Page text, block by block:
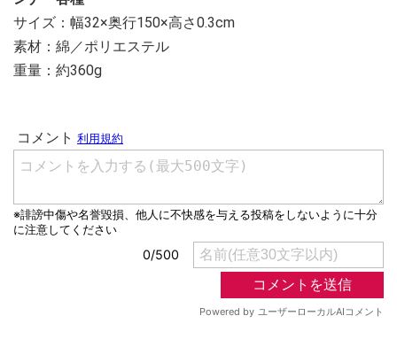
サイズ：幅32×奥行150×高さ0.3cm
素材：綿／ポリエステル
重量：約360g